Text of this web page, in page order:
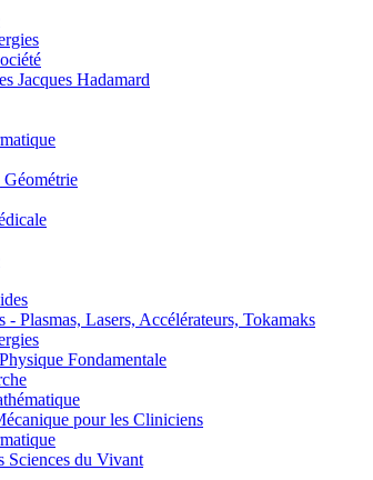
Jacques Hadamard
Lasers, Accélérateurs, Tokamaks
Fondamentale
pour les Cliniciens
du Vivant